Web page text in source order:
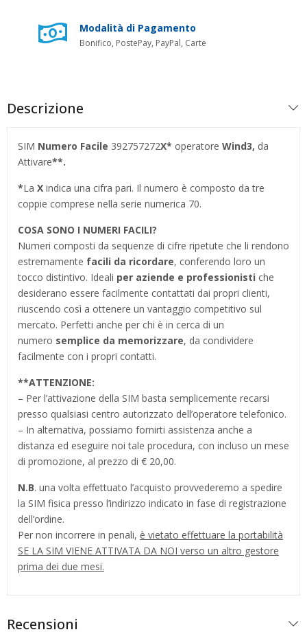
Modalità di Pagamento
Bonifico, PostePay, PayPal, Carte
Descrizione
SIM Numero Facile 392757272X* operatore Wind3, da
Attivare**.
*La X indica una cifra pari. Il numero è composto da tre
coppie comprese nella serie numerica 70.
COSA SONO I NUMERI FACILI?
Numeri composti da sequenze di cifre ripetute che li rendono
estremamente facili da ricordare, conferendo loro un
tocco distintivo. Ideali per aziende e professionisti che
desiderano essere facilmente contattati dai propri clienti,
riuscendo così a ottenere un vantaggio competitivo sul
mercato. Perfetti anche per chi è in cerca di un
numero semplice da memorizzare, da condividere
facilmente con i propri contatti.
**ATTENZIONE:
– Per l’attivazione della SIM basta semplicemente recarsi
presso qualsiasi centro autorizzato dell’operatore telefonico.
– In alternativa, possiamo fornirti assistenza anche a
distanza ed eseguire noi tale procedura, con incluso un mese
di promozione, al prezzo di € 20,00.
N.B. una volta effettuato l’acquisto provvederemo a spedire
la SIM fisica presso l’indirizzo indicato in fase di registrazione
dell’ordine.
Per non incorrere in penali, è vietato effettuare la portabilità
SE LA SIM VIENE ATTIVATA DA NOI verso un altro gestore
prima dei due mesi.
Recensioni